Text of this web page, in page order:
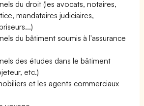
du droit (les avocats, notaires,
mandataires judiciaires,
du bâtiment soumis à l'assurance
des études dans le bâtiment
etc.)
et les agents commerciaux